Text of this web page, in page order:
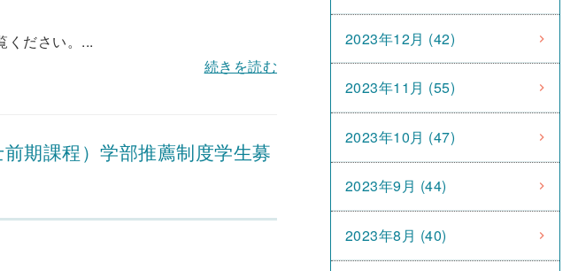
ください。...
続きを読む
期課程）学部推薦制度学生募
2023年12月 (42)
2023年11月 (55)
2023年10月 (47)
2023年9月 (44)
2023年8月 (40)